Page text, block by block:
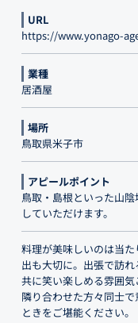
URL
https://www.yonago-
業種
居酒屋
場所
鳥取県米子市
アピールポイント
鳥取・島根といった山
していただけます。
料理が美味しいのは当
出も大切に。出張で訪
共に笑い楽しめる雰囲
隣り合わせた方々同士
ときをご堪能ください。